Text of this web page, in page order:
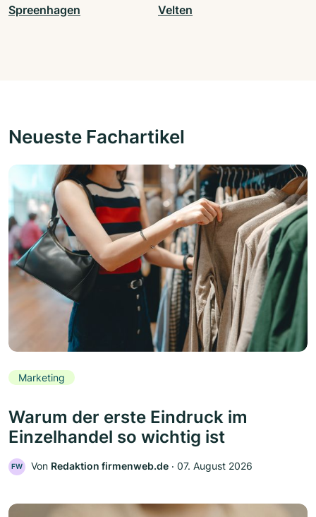
Spreenhagen Velten
Neueste Fachartikel
Marketing
Warum der erste Eindruck im
Einzelhandel so wichtig ist
FW Von Redaktion firmenweb.de ‧ 07. August 2026